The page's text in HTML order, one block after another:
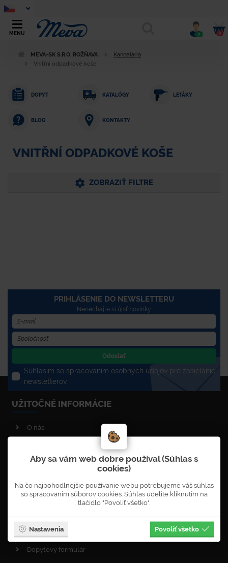
MENU 0 0
MEVA-SK S.R.O. ROŽŇAVA
Kancelária
Vnitřní odpadkové koše
DOPYT KATALÓGY LETÁKY
BLOG KONTAKTY
VNITŘNÍ ODPADKOVÉ KOŠE
ZOBRAZIŤ FILTRE
PRIHLÁSENIE DO NEWSLETTERU
Nenechajte si újsť novinky
Odoslať
Súhlasím so spracovaním osobných údajov pre zasielanie
newsletterov
UŽITOČNÉ INFORMÁCIE
O nás
Objednávka newsletterů
Obnova lesa
Enviromentálna politika
ISO certifikáty
Zelená linka
Dopytový formulár
Aby sa vám web dobre používal (Súhlas s
cookies)
Na čo najpohodlnejšie používanie webu potrebujeme váš súhlas
so spracovaním súborov cookies. Súhlas udelíte kliknutím na
tlačidlo "Povoliť všetko".
Nastavenia Povoliť všetko